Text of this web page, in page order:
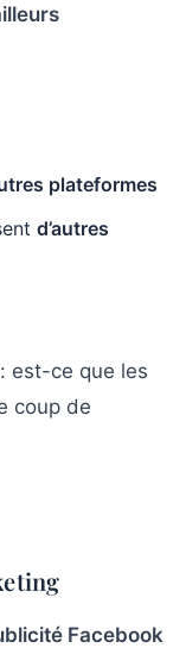
plateformes
d’autres
est-ce que les
coup de
Facebook